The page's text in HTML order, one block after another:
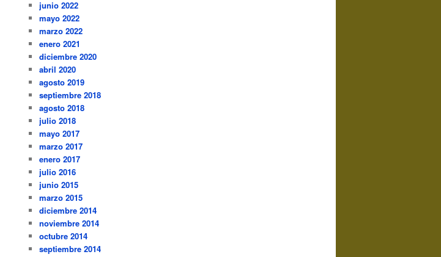
junio 2022
mayo 2022
marzo 2022
enero 2021
diciembre 2020
abril 2020
agosto 2019
septiembre 2018
agosto 2018
julio 2018
mayo 2017
marzo 2017
enero 2017
julio 2016
junio 2015
marzo 2015
diciembre 2014
noviembre 2014
octubre 2014
septiembre 2014